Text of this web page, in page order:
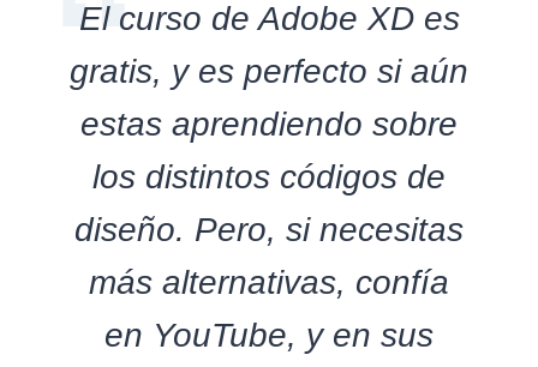
El curso de Adobe XD es
gratis, y es perfecto si aún
estas aprendiendo sobre
los distintos códigos de
diseño. Pero, si necesitas
más alternativas, confía
en YouTube, y en sus